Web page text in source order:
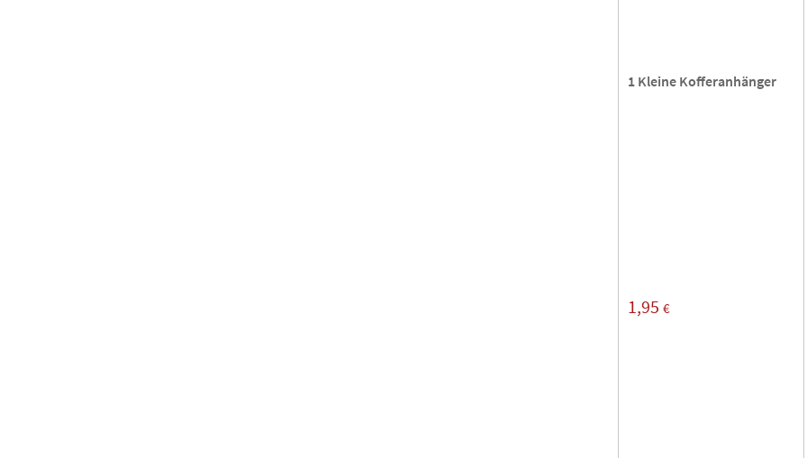
1 Kleine Kofferanhänger
1,95 €